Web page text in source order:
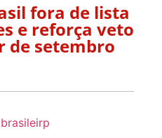
fora de lista
e reforça veto
de setembro